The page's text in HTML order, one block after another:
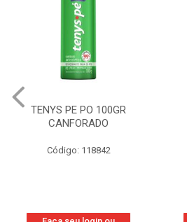
TENYS PE PO 100GR
CANFORADO
Código: 118842